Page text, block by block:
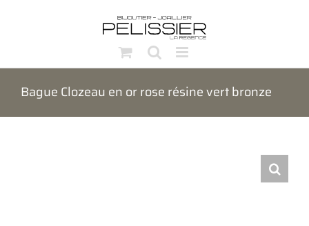
Bague Clozeau en or rose résine vert bronze